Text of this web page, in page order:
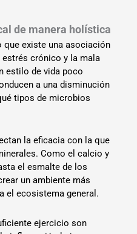
de manera holística
que existe una asociación
crónico y la mala
estilo de vida poco
a una disminución
tipos de microbios
la eficacia con la que
Como el calcio y
el esmalte de los
un ambiente más
el ecosistema general.
ejercicio son